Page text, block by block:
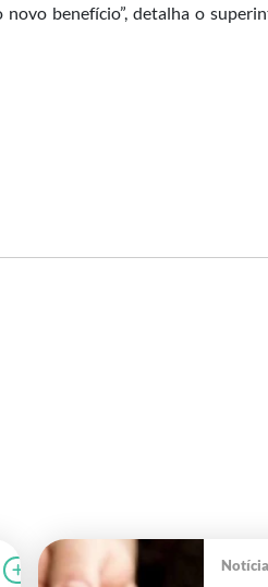
benefício”, detalha o
Ler notícia CAMPOLAB